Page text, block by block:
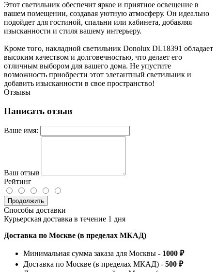
Этот светильник обеспечит яркое и приятное освещение в
вашем помещении, создавая уютную атмосферу. Он идеально
подойдет для гостиной, спальни или кабинета, добавляя
изысканности и стиля вашему интерьеру.
Кроме того, накладной светильник Donolux DL18391 обладает
высоким качеством и долговечностью, что делает его
отличным выбором для вашего дома. Не упустите
возможность приобрести этот элегантный светильник и
добавить изысканности в свое пространство!
Отзывы
Написать отзыв
Ваше имя:
Ваш отзыв
Рейтинг
Продолжить
Способы доставки
Курьерская доставка в течение 1 дня
Доставка по Москве (в пределах МКАД)
Минимальная сумма заказа для Москвы - 1000 ₽
Доставка по Москве (в пределах МКАД) - 500 ₽